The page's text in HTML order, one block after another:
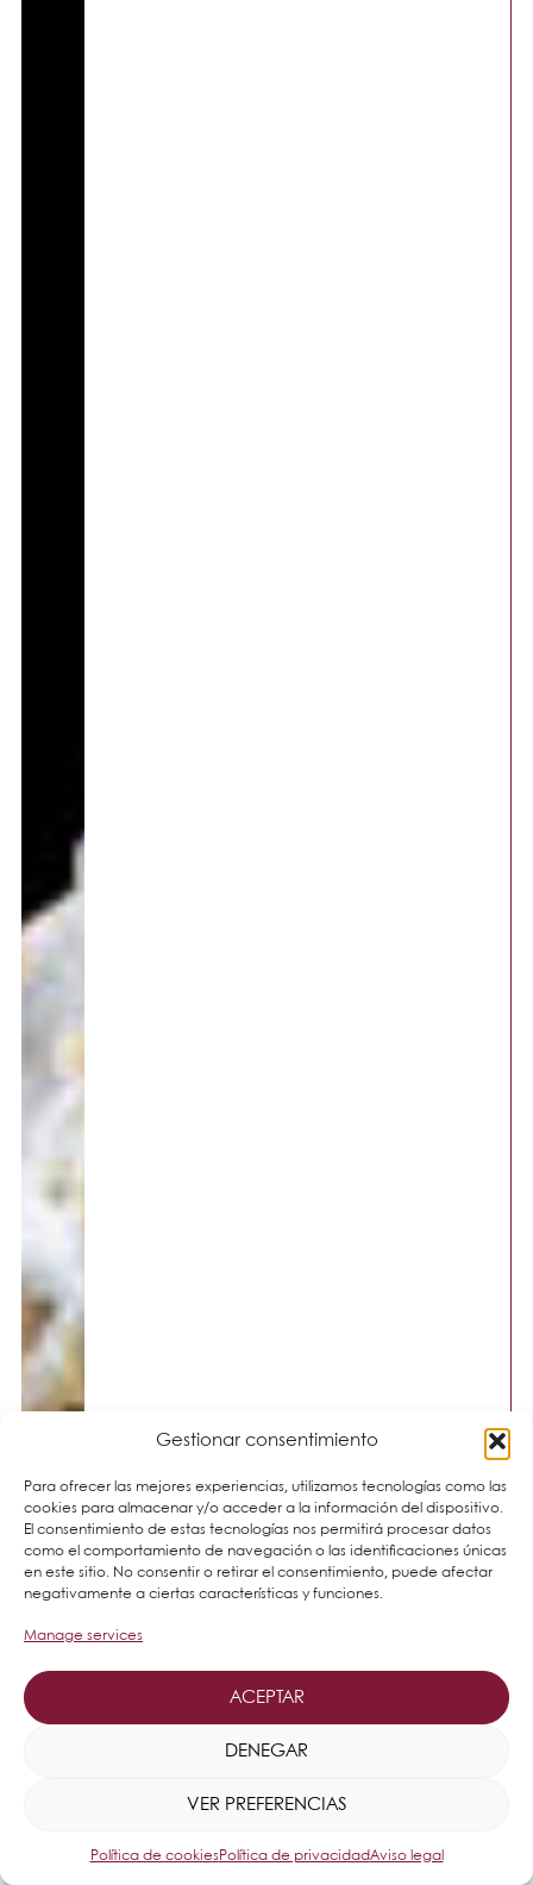
Gestionar consentimiento
Para ofrecer las mejores experiencias, utilizamos tecnologías como las
cookies para almacenar y/o acceder a la información del dispositivo.
El consentimiento de estas tecnologías nos permitirá procesar datos
como el comportamiento de navegación o las identificaciones únicas
en este sitio. No consentir o retirar el consentimiento, puede afectar
negativamente a ciertas características y funciones.
Manage services
ACEPTAR
DENEGAR
VER PREFERENCIAS
Política de cookiesPolítica de privacidadAviso legal